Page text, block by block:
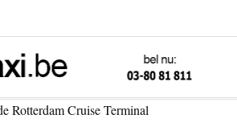
Rotterdam Cruise Terminal